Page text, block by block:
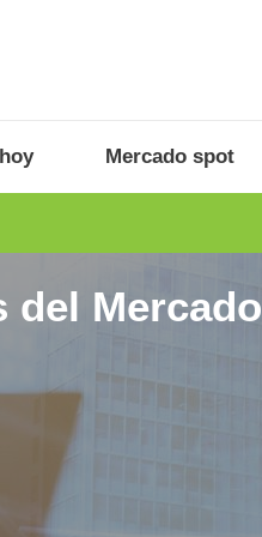
Mercado spot
del Mercado